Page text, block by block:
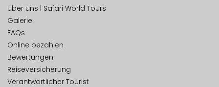
Über uns | Safari World Tours
Galerie
FAQs
Online bezahlen
Bewertungen
Reiseversicherung
Verantwortlicher Tourist